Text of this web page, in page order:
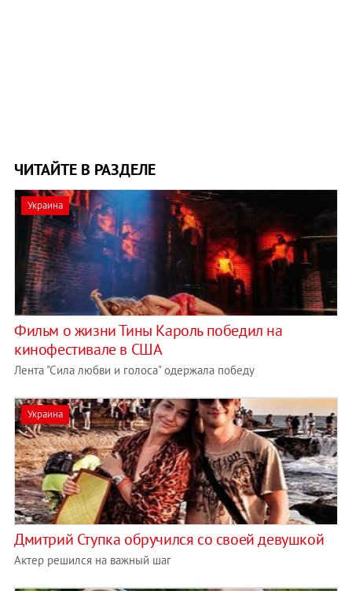
ЧИТАЙТЕ В РАЗДЕЛЕ
Украина
Фильм о жизни Тины Кароль победил на
кинофестивале в США
Лента "Сила любви и голоса" одержала победу
Украина
Дмитрий Ступка обручился со своей девушкой
Актер решился на важный шаг